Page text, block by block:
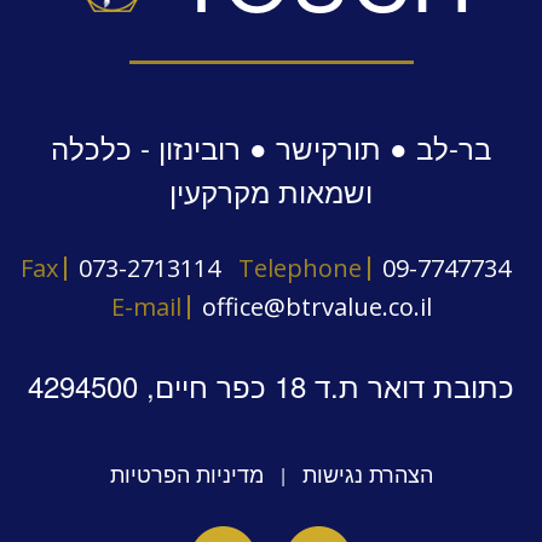
בר-לב ● תורקישר ● רובינזון - כלכלה
ושמאות מקרקעין
Fax 073-2713114 Telephone
09-7747734
E-mail
office@btrvalue.co.il
כתובת דואר ת.ד 18 כפר חיים, 4294500
הצהרת נגישות | מדיניות הפרטיות